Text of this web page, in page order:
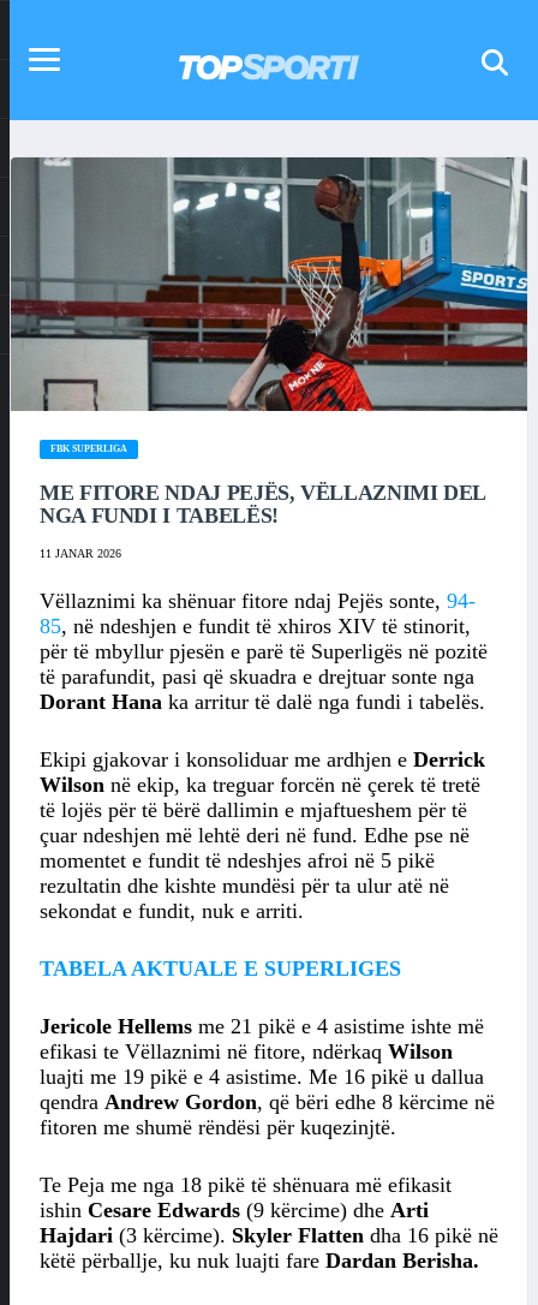
FBK SUPERLIGA
ME FITORE NDAJ PEJËS, VËLLAZNIMI DEL
NGA FUNDI I TABELËS!
11 JANAR 2026
Vëllaznimi ka shënuar fitore ndaj Pejës sonte, 94-
85, në ndeshjen e fundit të xhiros XIV të stinorit,
për të mbyllur pjesën e parë të Superligës në pozitë
të parafundit, pasi që skuadra e drejtuar sonte nga
Dorant Hana ka arritur të dalë nga fundi i tabelës.
Ekipi gjakovar i konsoliduar me ardhjen e Derrick
Wilson në ekip, ka treguar forcën në çerek të tretë
të lojës për të bërë dallimin e mjaftueshem për të
çuar ndeshjen më lehtë deri në fund. Edhe pse në
momentet e fundit të ndeshjes afroi në 5 pikë
rezultatin dhe kishte mundësi për ta ulur atë në
sekondat e fundit, nuk e arriti.
TABELA AKTUALE E SUPERLIGES
Jericole Hellems me 21 pikë e 4 asistime ishte më
efikasi te Vëllaznimi në fitore, ndërkaq Wilson
luajti me 19 pikë e 4 asistime. Me 16 pikë u dallua
qendra Andrew Gordon, që bëri edhe 8 kërcime në
fitoren me shumë rëndësi për kuqezinjtë.
Te Peja me nga 18 pikë të shënuara më efikasit
ishin Cesare Edwards (9 kërcime) dhe Arti
Hajdari (3 kërcime). Skyler Flatten dha 16 pikë në
këtë përballje, ku nuk luajti fare Dardan Berisha.